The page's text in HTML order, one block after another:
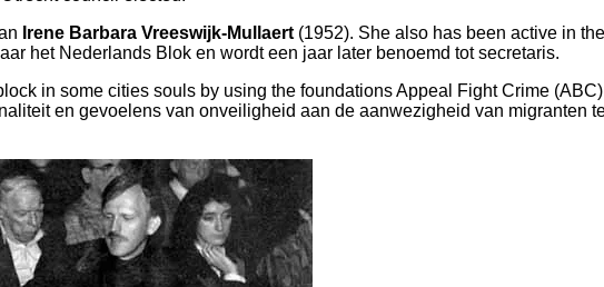
Irene Barbara Vreeswijk-Mullaert(1952). She also has been active in
het Nederlands Blok en wordt een jaar later benoemd tot secretaris.
in some cities souls by using the foundations Appeal Fight Crime
en gevoelens van onveiligheid aan de aanwezigheid van migranten